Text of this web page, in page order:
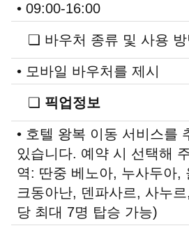
• 09:00-16:00
❏ 바우처 종류 및 사용 방
• 모바일 바우처를 제시
❏ 픽업정보
• 호텔 왕복 이동 서비스를
있습니다. 예약 시 선택해
역: 딴중 베노아, 누사두아,
크동아난, 덴파사르, 사누
당 최대 7명 탑승 가능)